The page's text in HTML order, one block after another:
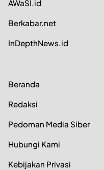
AWaSI.id
Berkabar.net
InDepthNews.id
Beranda
Redaksi
Pedoman Media Siber
Hubungi Kami
Kebijakan Privasi